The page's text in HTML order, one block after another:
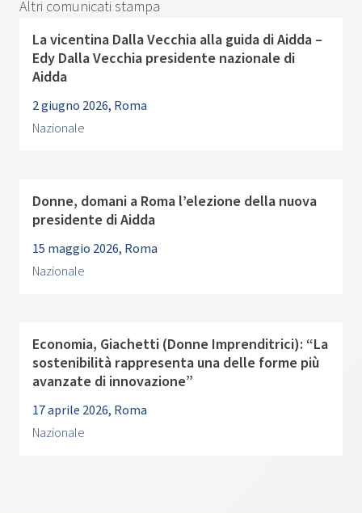
Altri comunicati stampa
La vicentina Dalla Vecchia alla guida di Aidda –
Edy Dalla Vecchia presidente nazionale di
Aidda
2 giugno 2026, Roma
Nazionale
Donne, domani a Roma l’elezione della nuova
presidente di Aidda
15 maggio 2026, Roma
Nazionale
Economia, Giachetti (Donne Imprenditrici): “La
sostenibilità rappresenta una delle forme più
avanzate di innovazione”
17 aprile 2026, Roma
Nazionale